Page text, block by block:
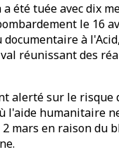
été tuée avec dix
le 16
documentaire à
réunissant des
alerté sur le risque
l'aide humanitaire
mars en raison du